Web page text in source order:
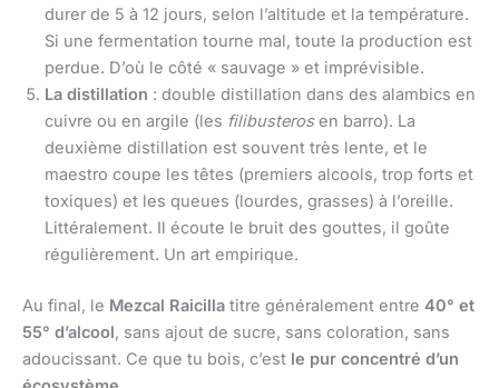
durer de 5 à 12 jours, selon l’altitude et la température.
Si une fermentation tourne mal, toute la production est
perdue. D’où le côté « sauvage » et imprévisible.
La distillation : double distillation dans des alambics en
cuivre ou en argile (les filibusterosen barro). La
deuxième distillation est souvent très lente, et le
maestro coupe les têtes (premiers alcools, trop forts et
toxiques) et les queues (lourdes, grasses) à l’oreille.
Littéralement. Il écoute le bruit des gouttes, il goûte
régulièrement. Un art empirique.
Au final, le Mezcal Raicilla titre généralement entre 40° et
55° d’alcool, sans ajout de sucre, sans coloration, sans
adoucissant. Ce que tu bois, c’est le pur concentré d’un